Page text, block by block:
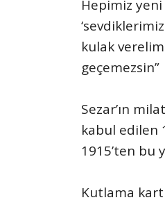
Hepimiz yeni
kulak
geçemezsin”
Sezar’ın
kabul edilen
1915’ten bu
Kutlama